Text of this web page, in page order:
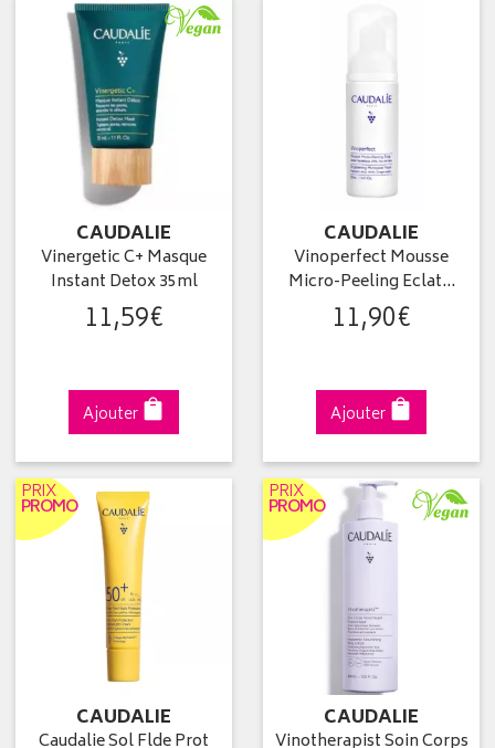
CAUDALIE
Vinergetic C+ Masque
Instant Detox 35ml
11,59€
Ajouter
CAUDALIE
Vinoperfect Mousse
Micro-Peeling Eclat…
11,90€
Ajouter
PRIX
PROMO
CAUDALIE
Caudalie Sol Flde Prot
PRIX
PROMO
CAUDALIE
Vinotherapist Soin Corps